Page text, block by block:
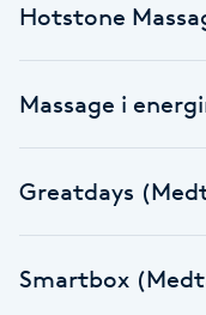
Healing
Herrklippning
Hollywood Peel
Hotstone
Massage i
Greatdays
Smartbox